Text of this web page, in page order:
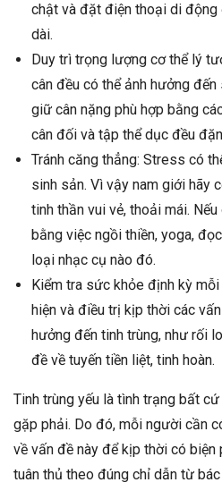
chật và đặt điện thoại di động
dài.
Duy trì trọng lượng cơ thể lý
cân đều có thể ảnh hưởng
giữ cân nặng phù hợp bằng
cân đối và tập thể dục đều
Tránh căng thẳng: Stress có
sinh sản. Vì vậy nam giới hãy
tinh thần vui vẻ, thoải mái.
bằng việc ngồi thiền, yoga,
loại nhạc cụ nào đó.
Kiểm tra sức khỏe định kỳ
hiện và điều trị kịp thời các
hưởng đến tinh trùng, như rối
đề về tuyến tiền liệt, tinh hoàn.
Tinh trùng yếu là tình trạng bất
gặp phải. Do đó, mỗi người cần
về vấn đề này để kịp thời có biện
tuân thủ theo đúng chỉ dẫn từ